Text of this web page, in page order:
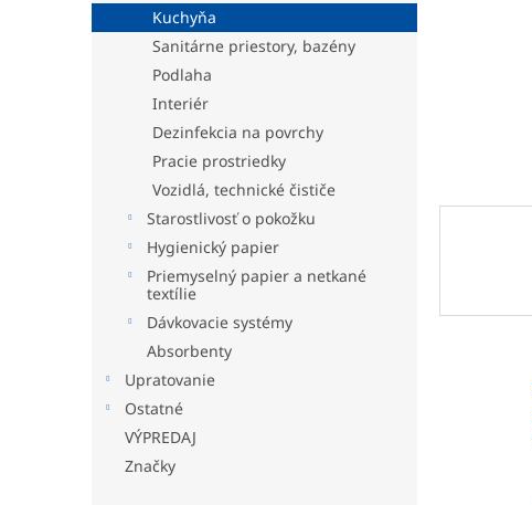
Kuchyňa
Sanitárne priestory, bazény
Podlaha
Interiér
Dezinfekcia na povrchy
Pracie prostriedky
Vozidlá, technické čističe
Starostlivosť o pokožku
Hygienický papier
Priemyselný papier a netkané
textílie
Dávkovacie systémy
Absorbenty
Upratovanie
Ostatné
VÝPREDAJ
Značky